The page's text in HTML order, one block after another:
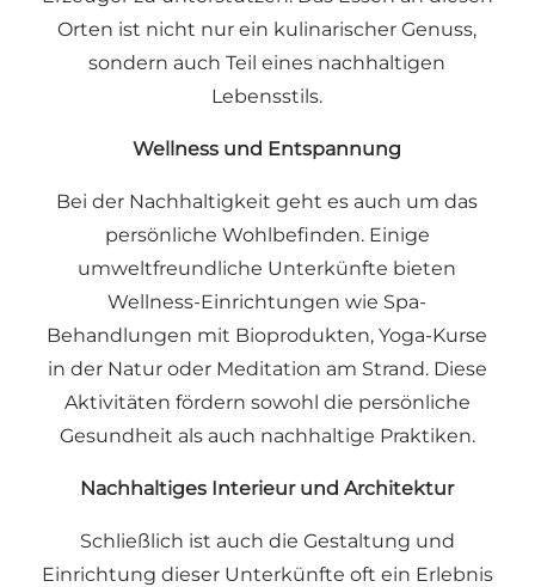
Orten ist nicht nur ein kulinarischer Genuss,
sondern auch Teil eines nachhaltigen
Lebensstils.
Wellness und Entspannung
Bei der Nachhaltigkeit geht es auch um das
persönliche Wohlbefinden. Einige
umweltfreundliche Unterkünfte bieten
Wellness-Einrichtungen wie Spa-
Behandlungen mit Bioprodukten, Yoga-Kurse
in der Natur oder Meditation am Strand. Diese
Aktivitäten fördern sowohl die persönliche
Gesundheit als auch nachhaltige Praktiken.
Nachhaltiges Interieur und Architektur
Schließlich ist auch die Gestaltung und
Einrichtung dieser Unterkünfte oft ein Erlebnis